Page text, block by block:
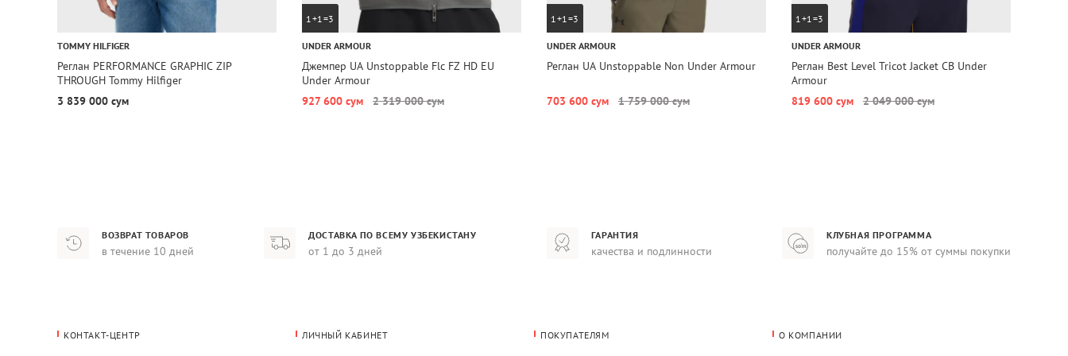
TOMMY HILFIGER
Реглан PERFORMANCE GRAPHIC ZIP
THROUGH Tommy Hilfiger
3 839 000 сум
1+1=3
UNDER ARMOUR
Джемпер UA Unstoppable Flc FZ HD EU
Under Armour
927 600 сум
2 319 000 сум
1+1=3
UNDER ARMOUR
Реглан UA Unstoppable Non Under Armour
703 600 сум 1 759 000 сум
1+1=3
UNDER ARMOUR
Реглан Best Level Tricot Jacket CB Under
Armour
819 600 сум
2 049 000 сум
ВОЗВРАТ ТОВАРОВ
в течение 10 дней
ДОСТАВКА ПО ВСЕМУ УЗБЕКИСТАНУ
от 1 до 3 дней
ГАРАНТИЯ
качества и подлинности
КЛУБНАЯ ПРОГРАММА
получайте до 15% от суммы покупки
КОНТАКТ-ЦЕНТР ЛИЧНЫЙ КАБИНЕТ ПОКУПАТЕЛЯМ О КОМПАНИИ